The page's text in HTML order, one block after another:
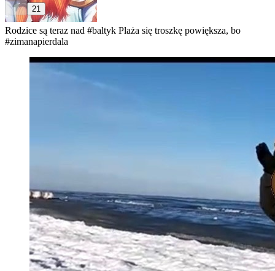
21
Rodzice są teraz nad #baltyk Plaża się troszkę powiększa, bo
#zimanapierdala